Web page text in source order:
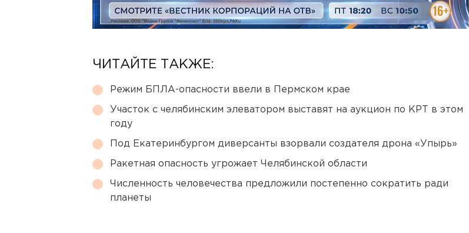
ЧИТАЙТЕ ТАКЖЕ:
Режим БПЛА-опасности ввели в Пермском крае
Участок с челябинским элеватором выставят на аукцион по КРТ в этом
году
Под Екатеринбургом диверсанты взорвали создателя дрона «Упырь»
Ракетная опасность угрожает Челябинской области
Численность человечества предложили постепенно сократить ради
планеты